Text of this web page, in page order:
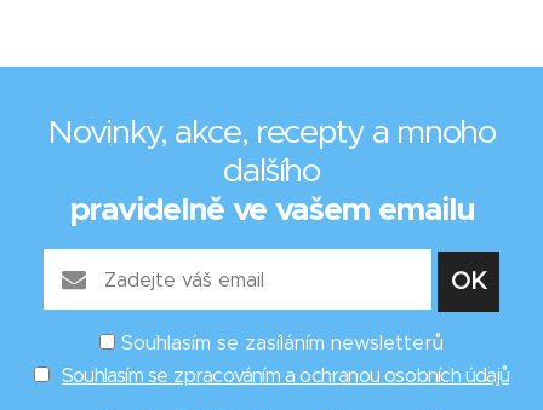
Novinky, akce, recepty a mnoho
dalšího
pravidelně ve vašem emailu
Souhlasím se zasíláním newsletterů
Souhlasím se zpracováním a ochranou osobních údajů